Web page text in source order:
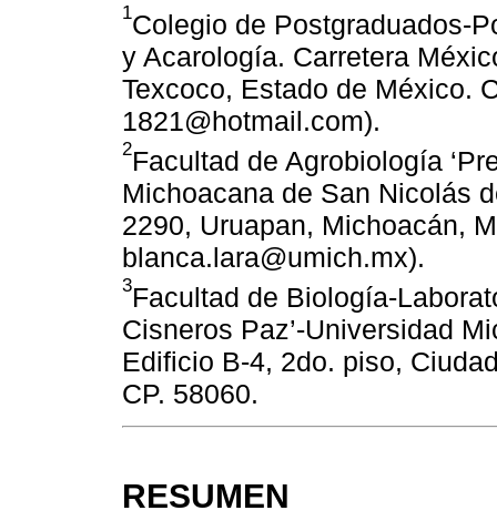
1Colegio de Postgraduados-
y Acarología. Carretera
Texcoco, Estado de México.
1821@hotmail.com).
2Facultad de Agrobiología
Michoacana de San Nicolás
2290, Uruapan, Michoacán,
blanca.lara@umich.mx).
3Facultad de Biología-
Cisneros Paz’-Universidad
Edificio B-4, 2do. piso,
CP. 58060.
RESUMEN